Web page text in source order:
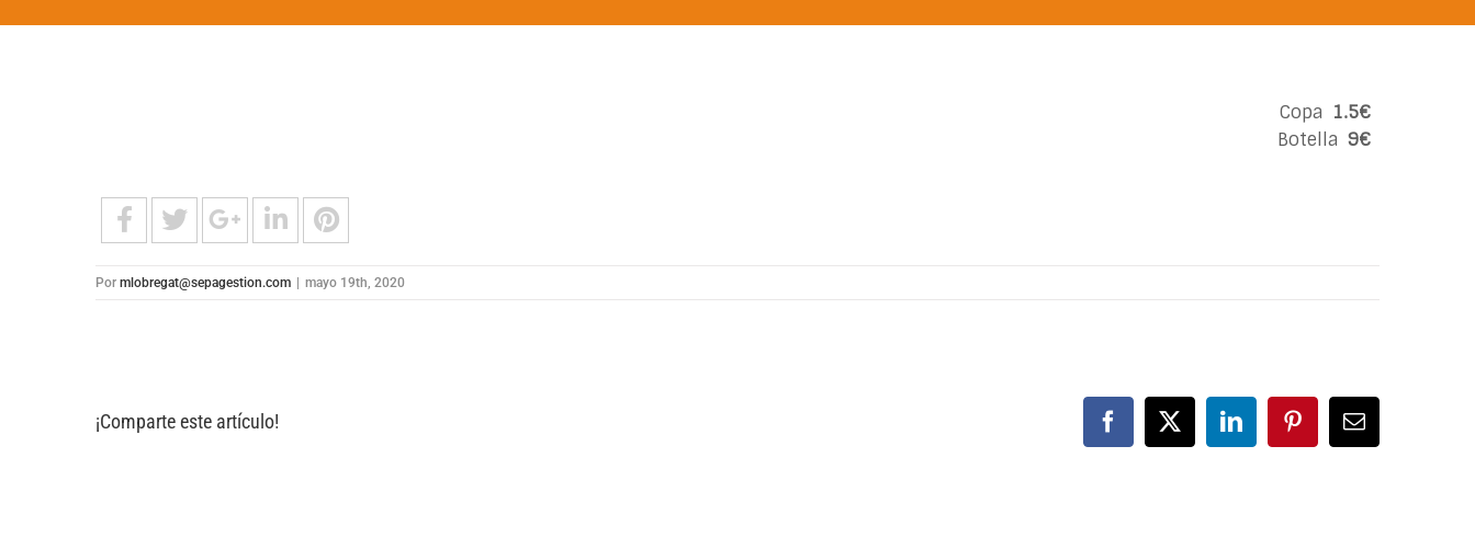
Copa 1.5€
Botella 9€
Por mlobregat@sepagestion.com mayo 19th, 2020
¡Comparte este artículo! Facebook
X LinkedInPinterestCorreo
electrónico